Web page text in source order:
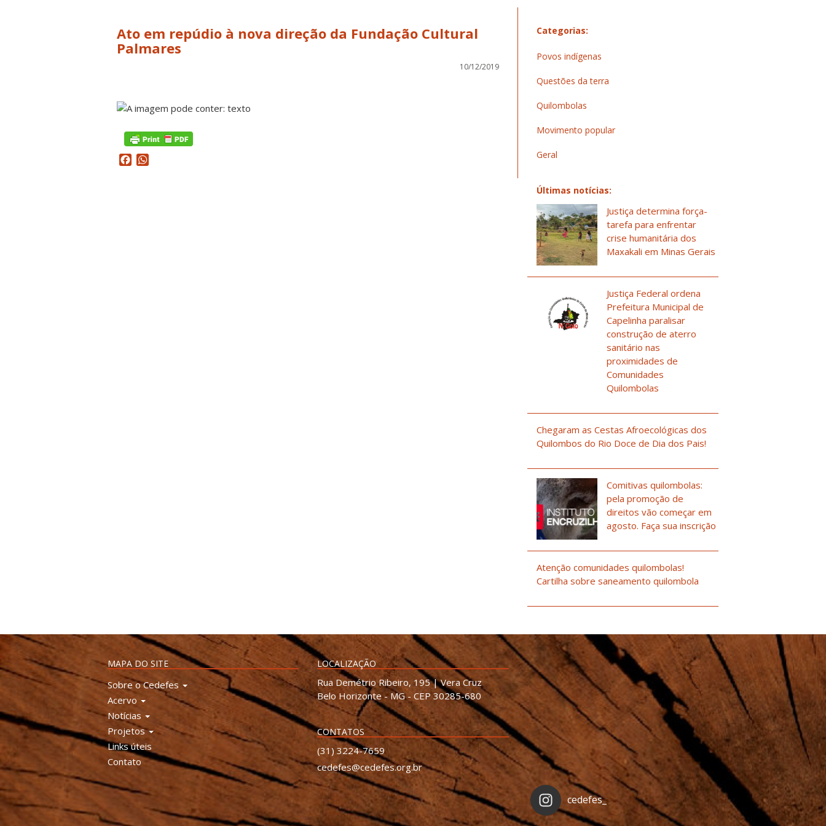
Ato em repúdio à nova direção da Fundação Cultural
Palmares
10/12/2019
Facebook
Categorias:
Povos indígenas
Questões da terra
Quilombolas
Movimento popular
Geral
Últimas notícias:
Justiça determina força-
tarefa para enfrentar
crise humanitária dos
Maxakali em Minas Gerais
Justiça Federal ordena
Prefeitura Municipal de
Capelinha paralisar
construção de aterro
sanitário nas
proximidades de
Comunidades
Quilombolas
Chegaram as Cestas Afroecológicas dos
Quilombos do Rio Doce de Dia dos Pais!
Comitivas quilombolas:
pela promoção de
direitos vão começar em
agosto. Faça sua inscrição
Atenção comunidades quilombolas!
Cartilha sobre saneamento quilombola
MAPA DO SITE
Sobre o Cedefes
Acervo
Notícias
Projetos
Links úteis
Contato
LOCALIZAÇÃO
Rua Demétrio Ribeiro, 195 | Vera Cruz
Belo Horizonte - MG - CEP 30285-680
CONTATOS
(31) 3224-7659
cedefes@cedefes.org.br
cedefes_